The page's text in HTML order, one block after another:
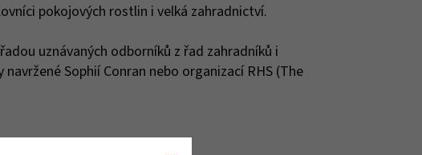
pokojových rostlin i velká zahradnictví.
uznávaných odborníků z řad zahradníků i
Sophií Conran nebo organizací RHS (The